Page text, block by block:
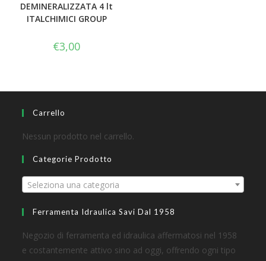
DEMINERALIZZATA 4 lt
ITALCHIMICI GROUP
€3,00
Carrello
Nessun prodotto nel carrello.
Categorie Prodotto
Seleziona una categoria
Ferramenta Idraulica Savi Dal 1958
Negozio di ferramenta ed idraulica affermatosi nel 1958
e costantemente attivo sino ad oggi, offrendo ogni tipo